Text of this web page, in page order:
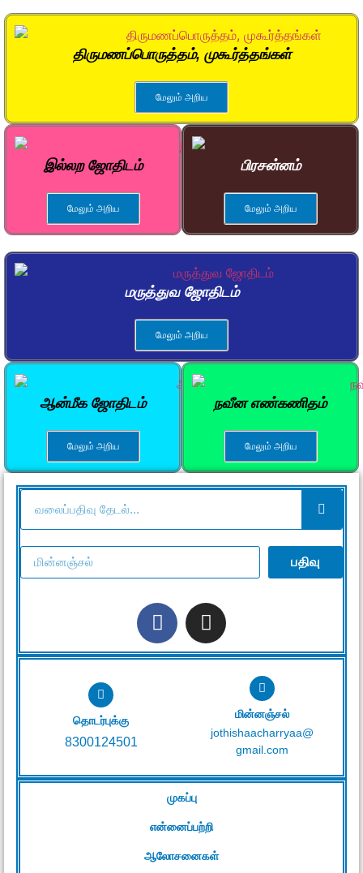
திருமணப்பொருத்தம், முகூர்த்தங்கள்
மேலும் அறிய
இல்லற ஜோதிடம்
மேலும் அறிய
பிரசன்னம்
மேலும் அறிய
மருத்துவ ஜோதிடம்
மேலும் அறிய
ஆன்மீக ஜோதிடம்
மேலும் அறிய
நவீன எண்கணிதம்
மேலும் அறிய
முகப்பு
என்னைப்பற்றி
ஆலோசனைகள்
தொடர்புக்கு
8300124501
மின்னஞ்சல்
jothishaacharryaa@
gmail.com
பதிவு